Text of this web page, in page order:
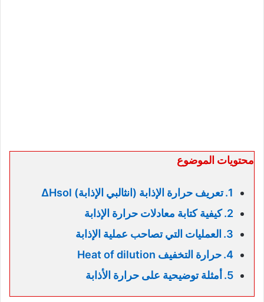
محتويات الموضوع
تعريف حرارة الإذابة (انثالبي الإذابة) ΔHsol
كيفية كتابة معادلات حرارة الإذابة
العمليات التي تصاحب عملية الإذابة
حرارة التخفيف Heat of dilution
أمثلة توضيحية على حرارة الأذابة